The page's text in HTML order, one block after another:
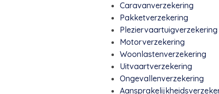
Caravanverzekering
Pakketverzekering
Pleziervaartuigverzekering
Motorverzekering
Woonlastenverzekering
Uitvaartverzekering
Ongevallenverzekering